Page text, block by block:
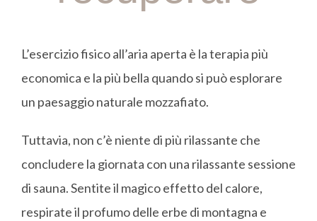
L’esercizio fisico all’aria aperta è la terapia più
economica e la più bella quando si può esplorare
un paesaggio naturale mozzafiato.
Tuttavia, non c’è niente di più rilassante che
concludere la giornata con una rilassante sessione
di sauna. Sentite il magico effetto del calore,
respirate il profumo delle erbe di montagna e